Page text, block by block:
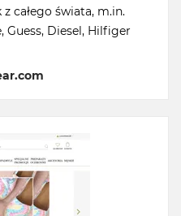
całego świata, m.in.
Guess, Diesel, Hilfiger